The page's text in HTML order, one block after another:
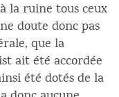
la ruine tous ceux
doute donc pas
que la
ait été accordée
été dotés de la